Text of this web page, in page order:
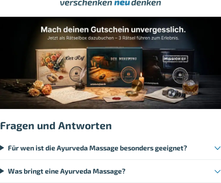
Fragen und Antworten
Für wen ist die Ayurveda Massage besonders geeignet?
Was bringt eine Ayurveda Massage?